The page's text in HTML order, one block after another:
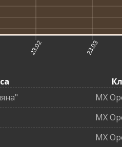
23.02 23.03
MX
MX
MX